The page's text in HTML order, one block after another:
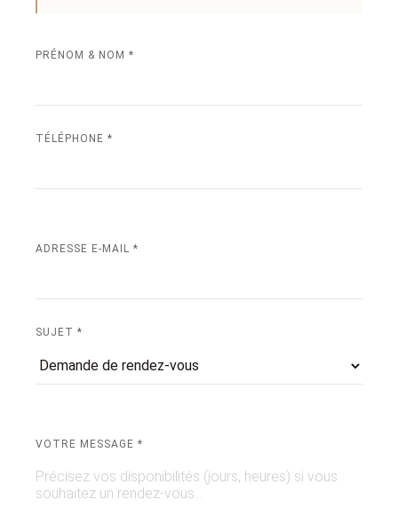
PRÉNOM & NOM *
TÉLÉPHONE *
ADRESSE E-MAIL *
SUJET *
VOTRE MESSAGE *